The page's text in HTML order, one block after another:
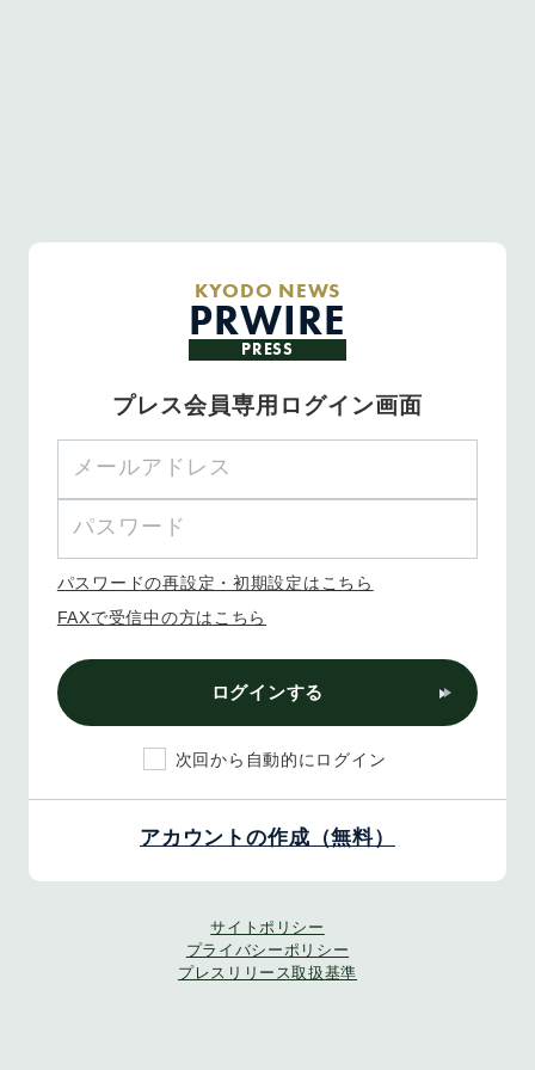
KYODO NEWS
PRWIRE
PRESS
プレス会員専用ログイン画面
パスワードの再設定・初期設定はこちら
FAXで受信中の方はこちら
ログインする
次回から自動的にログイン
アカウントの作成（無料）
サイトポリシー
プライバシーポリシー
プレスリリース取扱基準